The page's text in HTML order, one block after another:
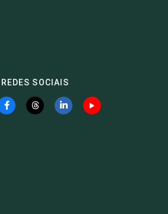
REDES SOCIAIS